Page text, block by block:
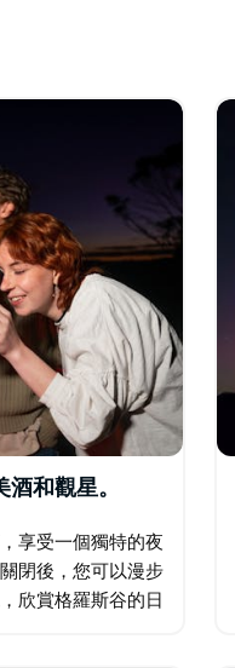
和觀星。
享受一個獨特的夜
閉後，您可以漫步
欣賞格羅斯谷的日